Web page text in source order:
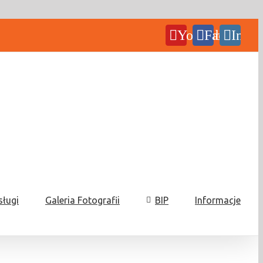
YouTubeFacebook
Galeria Fotografii BIP Informacje